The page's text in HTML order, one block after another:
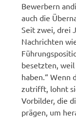
Bewerbern
auch die
Seit zwei, drei
Nachrichten
besetzten,
haben.“ Wenn
zutrifft, lohnt
Vorbilder, die
prägen, um